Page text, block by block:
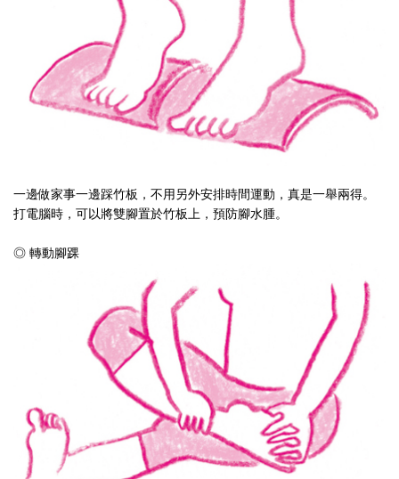
一邊做家事一邊踩竹板，不用另外安排時間運動，真是一舉兩得。
打電腦時，可以將雙腳置於竹板上，預防腳水腫。
◎ 轉動腳踝